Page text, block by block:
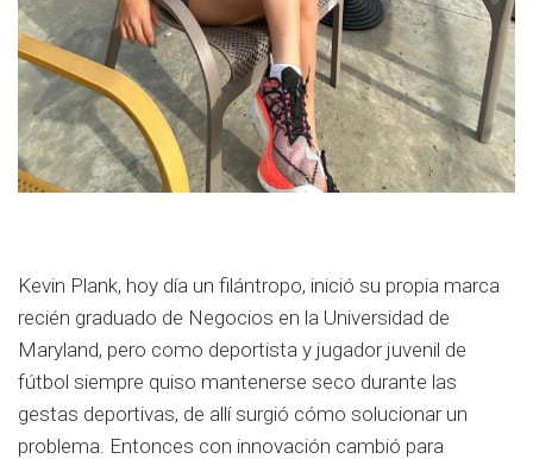
Kevin Plank, hoy día un filántropo, inició su propia marca
recién graduado de Negocios en la Universidad de
Maryland, pero como deportista y jugador juvenil de
fútbol siempre quiso mantenerse seco durante las
gestas deportivas, de allí surgió cómo solucionar un
problema. Entonces con innovación cambió para